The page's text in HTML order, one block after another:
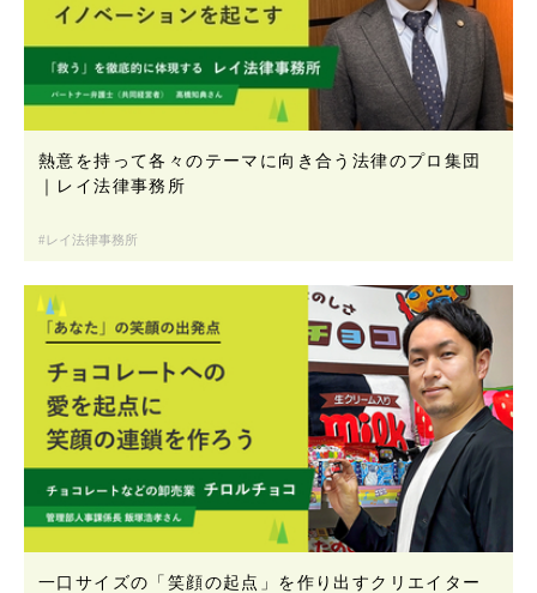
熱意を持って各々のテーマに向き合う法律のプロ集団
｜レイ法律事務所
レイ法律事務所
一口サイズの「笑顔の起点」を作り出すクリエイター